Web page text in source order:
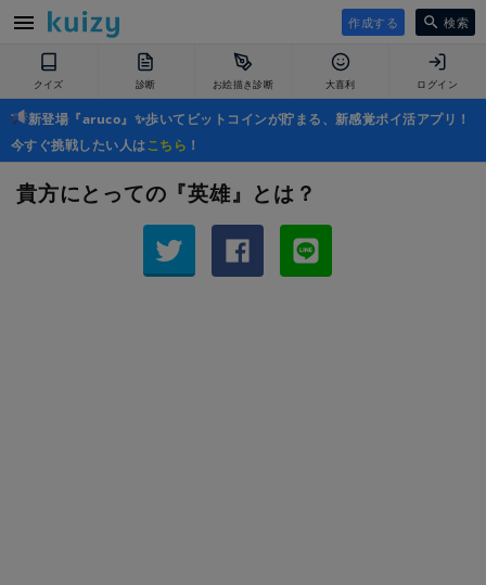
作成する 検索
クイズ 診断 お絵描き診断 大喜利 ログイン
新登場『aruco』✨歩いてビットコインが貯まる、新感覚ポイ活アプリ！
今すぐ挑戦したい人はこちら ！
貴方にとっての『英雄』とは？